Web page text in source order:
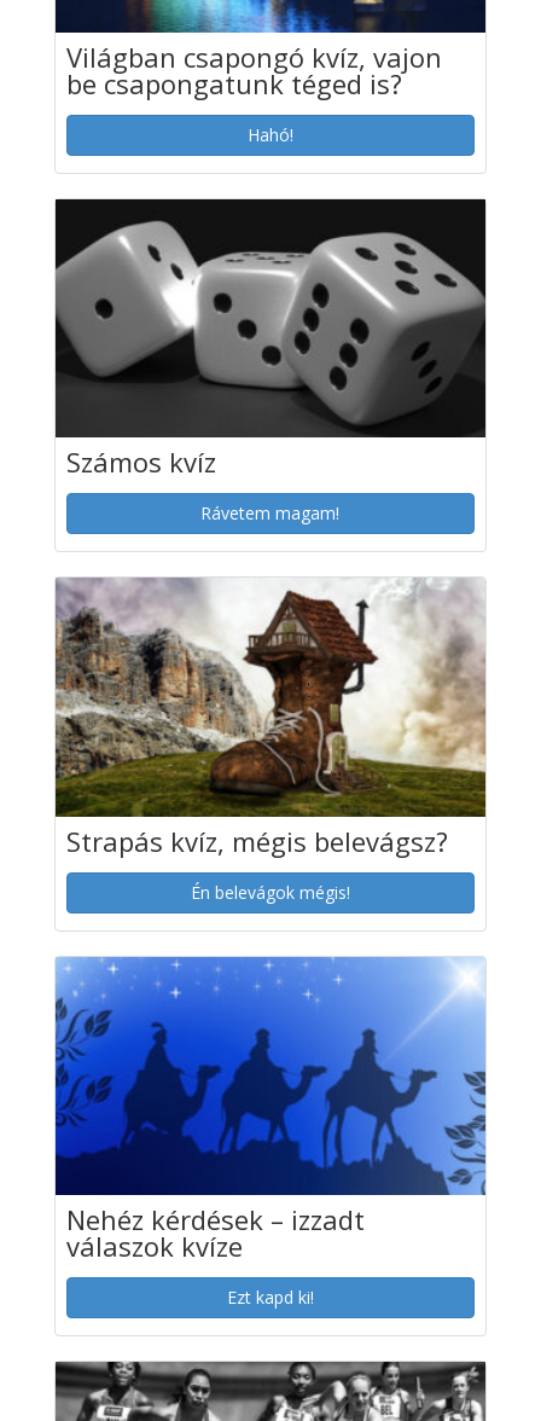
Világban csapongó kvíz, vajon
be csapongatunk téged is?
Hahó!
Számos kvíz
Rávetem magam!
Strapás kvíz, mégis belevágsz?
Én belevágok mégis!
Nehéz kérdések – izzadt
válaszok kvíze
Ezt kapd ki!